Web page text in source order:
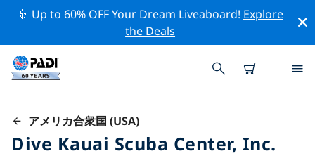
🚢 Up to 60% OFF Your Dream Liveaboard! Explore
the Deals
アメリカ合衆国 (USA)
Dive Kauai Scuba Center, Inc.